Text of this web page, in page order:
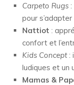
Carpeto Rugs
pour
Nattiot :
confort et
Kids Concept:
ludiques et un
Mamas &